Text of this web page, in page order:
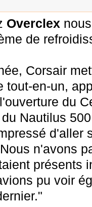
Overclex
de
Corsair
tout-en-un,
du
Nautilus
d'aller
n'avons
présents
pu voir